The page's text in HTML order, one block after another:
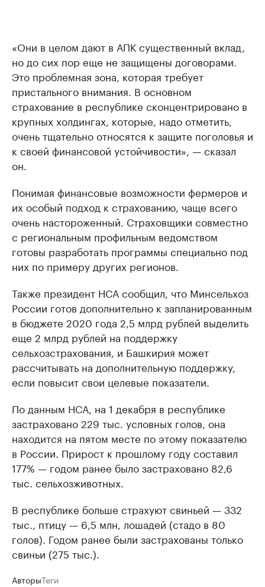
«Они в целом дают в АПК существенный вклад,
но до сих пор еще не защищены договорами.
Это проблемная зона, которая требует
пристального внимания. В основном
страхование в республике сконцентрировано в
крупных холдингах, которые, надо отметить,
очень тщательно относятся к защите поголовья и
к своей финансовой устойчивости», — сказал
он.
Понимая финансовые возможности фермеров и
их особый подход к страхованию, чаще всего
очень настороженный. Страховщики совместно
с региональным профильным ведомством
готовы разработать программы специально под
них по примеру других регионов.
Также президент НСА сообщил, что Минсельхоз
России готов дополнительно к запланированным
в бюджете 2020 года 2,5 млрд рублей выделить
еще 2 млрд рублей на поддержку
сельхозстрахования, и Башкирия может
рассчитывать на дополнительную поддержку,
если повысит свои целевые показатели.
По данным НСА, на 1 декабря в республике
застраховано 229 тыс. условных голов, она
находится на пятом месте по этому показателю
в России. Прирост к прошлому году составил
177% — годом ранее было застраховано 82,6
тыс. сельхозживотных.
В республике больше страхуют свиньей — 332
тыс., птицу — 6,5 млн, лошадей (стадо в 80
голов). Годом ранее были застрахованы только
свиньи (275 тыс.).
АвторыТеги